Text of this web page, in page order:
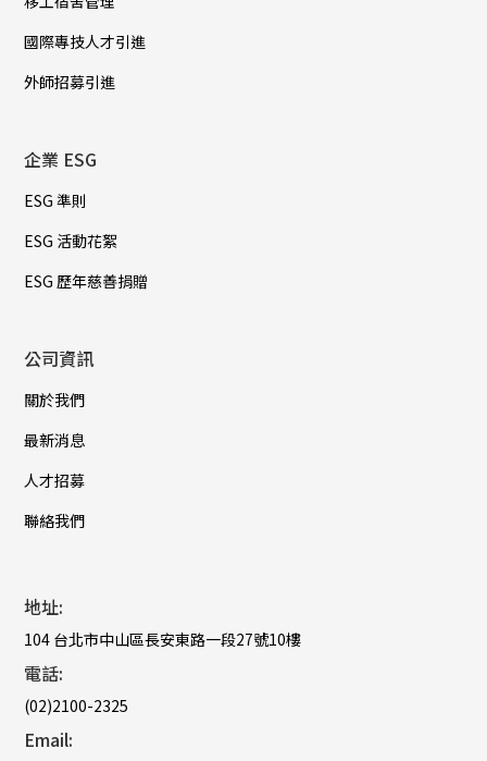
國際專技人才引進
外師招募引進
企業 ESG
ESG 準則
ESG 活動花絮
ESG 歷年慈善捐贈
公司資訊
關於我們
最新消息
人才招募
聯絡我們
地址:
104 台北市中山區長安東路一段27號10樓
電話:
(02)2100-2325
Email: